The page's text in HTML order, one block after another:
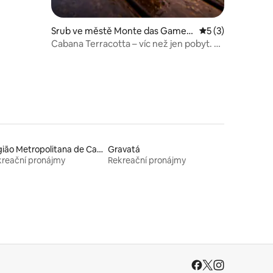
Srub ve městě Monte das Gamele
iras
Průměrné
5 (3)
Cabana Terracotta – víc než jen pobyt. Je
Região Metropolitana de Campina Grande
pronájmy
Gravatá
Rekreační pronájmy